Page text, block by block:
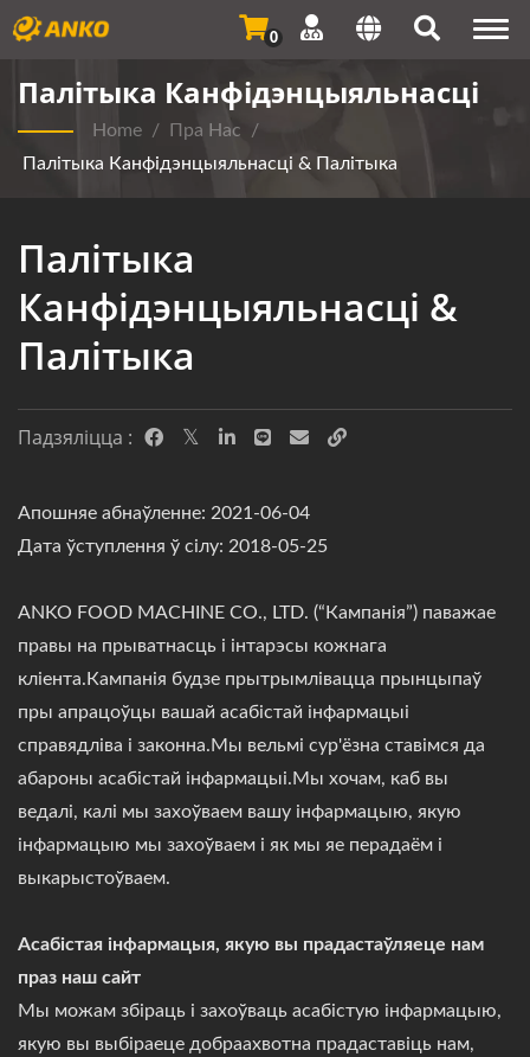
0
Палітыка Канфідэнцыяльнасці
Home / Пра Нас
/
Палітыка Канфідэнцыяльнасці & Палітыка
Палітыка
Канфідэнцыяльнасці &
Палітыка
Падзяліцца :
Апошняе абнаўленне: 2021-06-04
Дата ўступлення ў сілу: 2018-05-25
ANKO FOOD MACHINE CO., LTD. (“Кампанія”) паважае
правы на прыватнасць і інтарэсы кожнага
кліента.Кампанія будзе прытрымлівацца прынцыпаў
пры апрацоўцы вашай асабістай інфармацыі
справядліва і законна.Мы вельмі сур'ёзна ставімся да
абароны асабістай інфармацыі.Мы хочам, каб вы
ведалі, калі мы захоўваем вашу інфармацыю, якую
інфармацыю мы захоўваем і як мы яе перадаём і
выкарыстоўваем.
Асабістая інфармацыя, якую вы прадастаўляеце нам
праз наш сайт
Мы можам збіраць і захоўваць асабістую інфармацыю,
якую вы выбіраеце добраахвотна прадаставіць нам,